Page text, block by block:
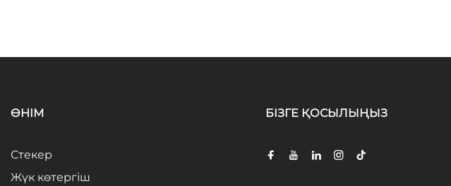
ӨНІМ
Стекер
Жүк көтергіш
БІЗГЕ ҚОСЫЛЫҢЫЗ